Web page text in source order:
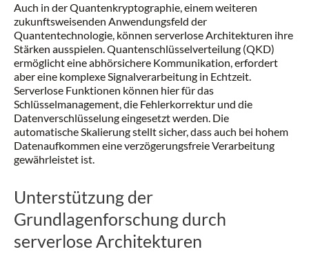
Auch in der Quantenkryptographie, einem weiteren
zukunftsweisenden Anwendungsfeld der
Quantentechnologie, können serverlose Architekturen ihre
Stärken ausspielen. Quantenschlüsselverteilung (QKD)
ermöglicht eine abhörsichere Kommunikation, erfordert
aber eine komplexe Signalverarbeitung in Echtzeit.
Serverlose Funktionen können hier für das
Schlüsselmanagement, die Fehlerkorrektur und die
Datenverschlüsselung eingesetzt werden. Die
automatische Skalierung stellt sicher, dass auch bei hohem
Datenaufkommen eine verzögerungsfreie Verarbeitung
gewährleistet ist.
Unterstützung der
Grundlagenforschung durch
serverlose Architekturen